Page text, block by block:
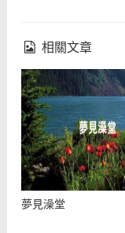
相關文章
夢見澡堂